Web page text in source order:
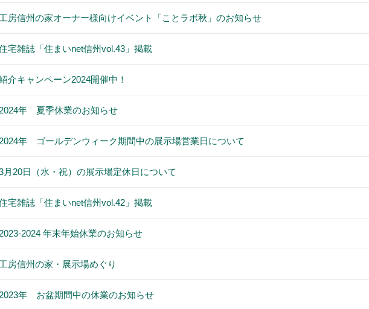
工房信州の家オーナー様向けイベント「ことラボ秋」のお知らせ
宅雑誌「住まいnet信州vol.43」掲載
介キャンペーン2024開催中！
2024年 夏季休業のお知らせ
2024年 ゴールデンウィーク期間中の展示場営業日について
月20日（水・祝）の展示場定休日について
宅雑誌「住まいnet信州vol.42」掲載
2023-2024 年末年始休業のお知らせ
工房信州の家・展示場めぐり
2023年 お盆期間中の休業のお知らせ